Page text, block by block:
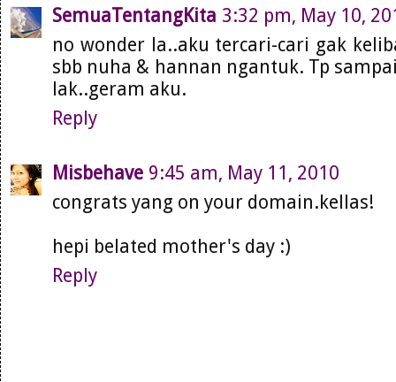
SemuaTentangKita 3:32 pm, May 10,
no wonder la..aku tercari-cari gak
sbb nuha & hannan ngantuk. Tp
lak..geram aku.
Reply
Misbehave 9:45 am, May 11, 2010
congrats yang on your domain.kellas!
hepi belated mother's day :)
Reply